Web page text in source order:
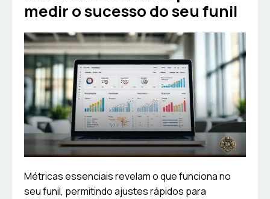
medir o sucesso do seu funil
Métricas essenciais revelam o que funciona no
seu funil, permitindo ajustes rápidos para